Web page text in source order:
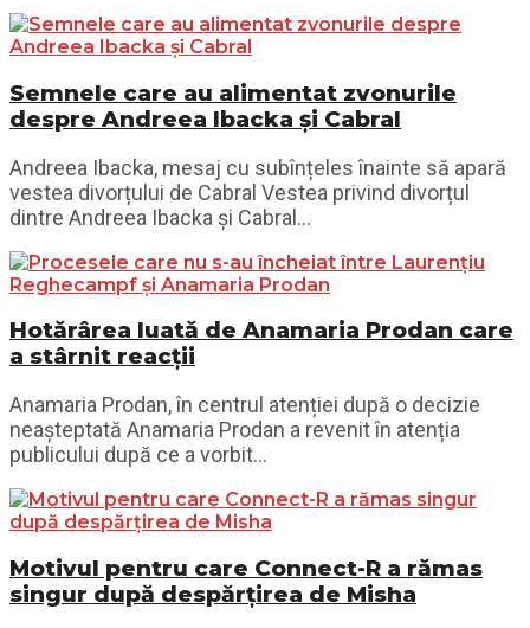
Semnele care au alimentat zvonurile
despre Andreea Ibacka și Cabral
Andreea Ibacka, mesaj cu subînțeles înainte să apară
vestea divorțului de Cabral Vestea privind divorțul
dintre Andreea Ibacka și Cabral...
Hotărârea luată de Anamaria Prodan care
a stârnit reacții
Anamaria Prodan, în centrul atenției după o decizie
neașteptată Anamaria Prodan a revenit în atenția
publicului după ce a vorbit...
Motivul pentru care Connect-R a rămas
singur după despărțirea de Misha